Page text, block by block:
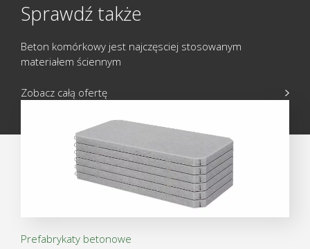
Sprawdź także
Beton komórkowy jest najczęsciej stosowanym
materiałem ściennym
Zobacz całą ofertę
Prefabrykaty betonowe